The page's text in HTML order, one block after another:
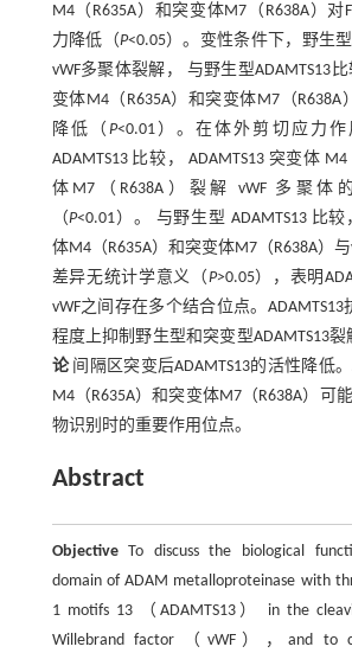
M4（R635A）和突变体M7（R638A）对
力降低（P<0.05）。变性条件下，野生型
vWF多聚体裂解， 与野生型ADAMTS13比
变体M4（R635A）和突变体M7（
降低（ P<0.01）。在体外剪切应力
ADAMTS13 比较， ADAMTS13 突变体
体M7（R638A）裂解 vWF 多聚体
（P<0.01）。 与野生型 ADAMTS13 比较
体M4（R635A）和突变体M7（R638A）
差异无统计学意义（P>0.05），表明
vWF之间存在多个结合位点。
程度上抑制野生型和突变型ADAMTS13
论间隔区突变后ADAMTS13的活性降低。
M4（R635A）和突变体M7（R638A）可
物识别时的重要作用位点。
Abstract
ObjectiveTo discuss the biological
domain of ADAM metalloproteinase with
1 motifs 13 （ADAMTS13） in the
Willebrand factor （vWF），and to